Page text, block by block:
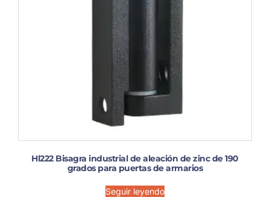
Hl222 Bisagra industrial de aleación de zinc de 190
grados para puertas de armarios
Seguir leyendo